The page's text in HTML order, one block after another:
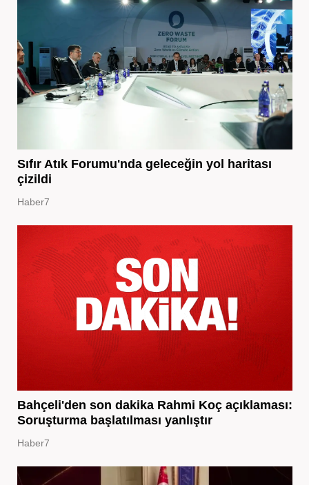
Sıfır Atık Forumu'nda geleceğin yol haritası
çizildi
Haber7
Bahçeli'den son dakika Rahmi Koç açıklaması:
Soruşturma başlatılması yanlıştır
Haber7